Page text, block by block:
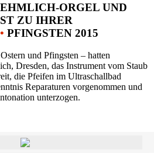
ORGEL UND
ZU IHRER
• PFINGSTEN 2015
und Pfingsten – hatten
Dresden, das Instrument vom Staub
die Pfeifen im Ultraschallbad
Reparaturen vorgenommen und
unterzogen.